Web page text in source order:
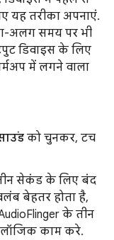
यह तरीका अपनाएं.
अलग समय पर भी
डिवाइस के लिए
में लगने वाला
को चुनकर, टच
सेकंड के लिए बंद
बेहतर होता है,
के तीन
काम करे.